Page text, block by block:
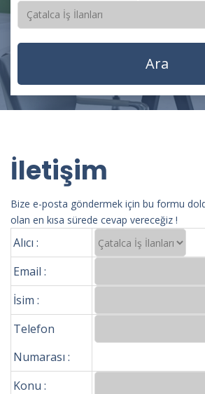
İletişim
Bize e-posta göndermek için bu formu
olan en kısa sürede cevap vereceğiz !
Alıcı :
Email :
İsim :
Telefon
Numarası :
Konu :